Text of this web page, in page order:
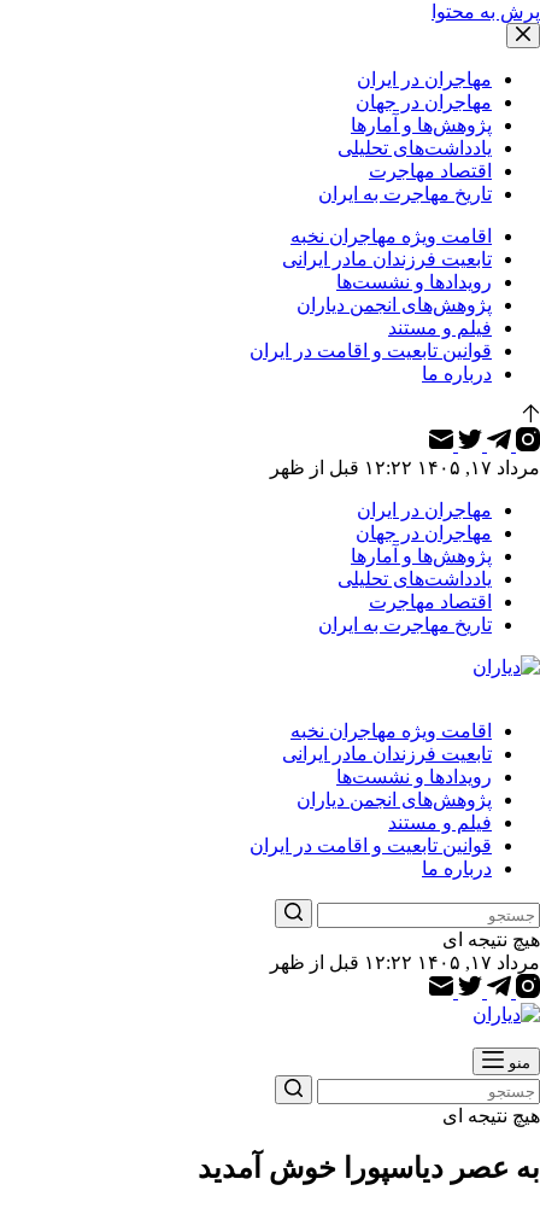
پرش به محتوا
مهاجران در ایران
مهاجران در جهان
پژوهش‌ها و آمارها
یادداشت‌های تحلیلی
اقتصاد مهاجرت
تاریخ مهاجرت به ایران
اقامت ویژه مهاجران نخبه
تابعیت فرزندان مادر ایرانی
رویدادها و نشست‌ها
پژوهش‌های انجمن دیاران
فیلم و مستند
قوانین تابعیت و اقامت در ایران
درباره ما
مرداد ۱۷, ۱۴۰۵ ۱۲:۲۲ قبل از ظهر
مهاجران در ایران
مهاجران در جهان
پژوهش‌ها و آمارها
یادداشت‌های تحلیلی
اقتصاد مهاجرت
تاریخ مهاجرت به ایران
اقامت ویژه مهاجران نخبه
تابعیت فرزندان مادر ایرانی
رویدادها و نشست‌ها
پژوهش‌های انجمن دیاران
فیلم و مستند
قوانین تابعیت و اقامت در ایران
درباره ما
هیچ نتیجه ای
مرداد ۱۷, ۱۴۰۵ ۱۲:۲۲ قبل از ظهر
منو
هیچ نتیجه ای
به عصر دیاسپورا خوش آمدید